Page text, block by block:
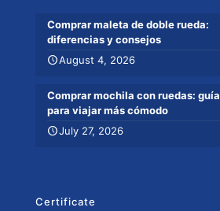
Comprar maleta de doble rueda:
diferencias y consejos
August 4, 2026
Comprar mochila con ruedas: guía
para viajar más cómodo
July 27, 2026
Certificate